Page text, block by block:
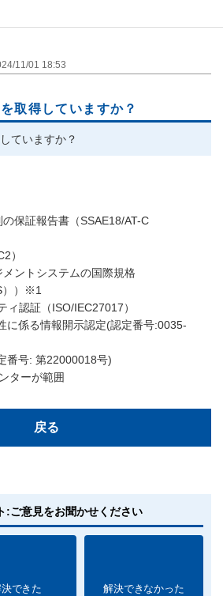
11/01 18:53
取得していますか？
ていますか？
保証報告書（SSAE18/AT-C
）
ントシステムの国際規格
））※1
ィ認証（ISO/IEC27017）
に係る情報開示認定(認定番号:0035-
番号: 第22000018号)
ターが範囲
戻る
:ご意見をお聞かせください
できた 解決できなかった